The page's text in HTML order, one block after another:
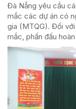
Đà Nẵng yêu cầu
mắc các dự án có
gia (MTQG). Đối
mắc, phấn đấu